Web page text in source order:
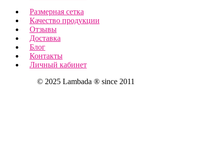
Размерная сетка
Качество продукции
Отзывы
Доставка
Блог
Контакты
Личный кабинет
© 2025 Lambada ® since 2011